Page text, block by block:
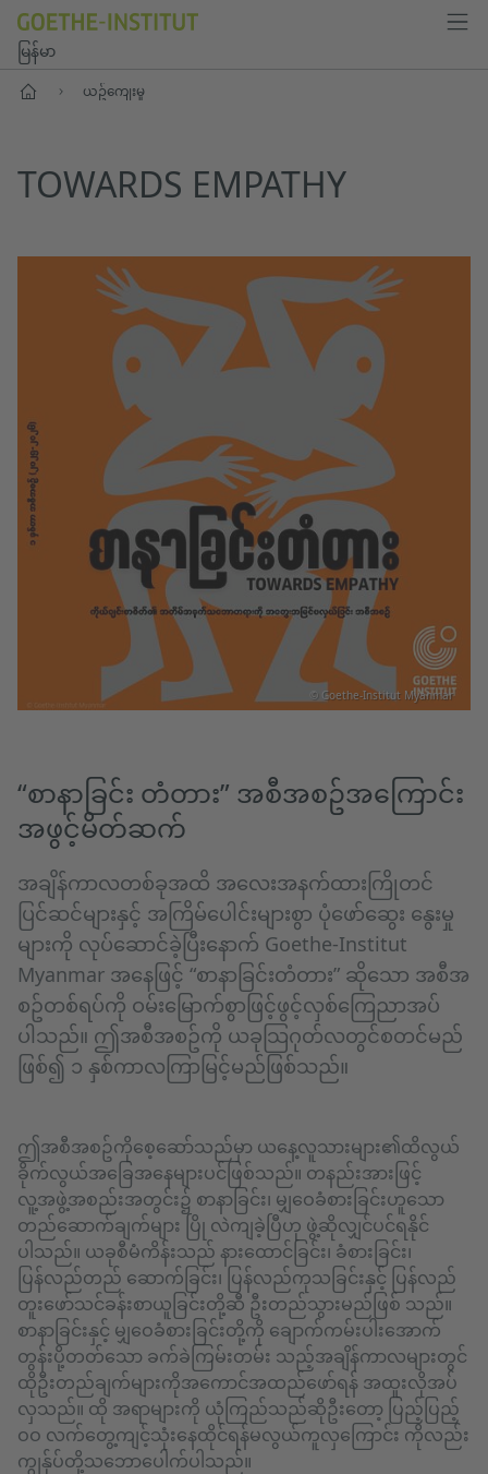
မြန်မာ
ပင်မစာမျက်နှာယဥ်ကျေးမှု
TOWARDS EMPATHY
© Goethe-Institut Myanmar
“စာနာခြင်း တံတား” အစီအစဥ်အကြောင်း
အဖွင့်မိတ်ဆက်
အချိန်ကာလတစ်ခုအထိ အလေးအနက်ထားကြိုတင်
ပြင်ဆင်များနှင့် အကြိမ်ပေါင်းများစွာ ပုံဖော်ဆွေး နွေးမှု
များကို လုပ်ဆောင်ခဲ့ပြီးနောက် Goethe-Institut
Myanmar အနေဖြင့် “စာနာခြင်းတံတား” ဆိုသော အစီအ
စဥ်တစ်ရပ်ကို ဝမ်းမြောက်စွာဖြင့်ဖွင့်လှစ်ကြေညာအပ်
ပါသည်။ ဤအစီအစဥ်ကို ယခုသြဂုတ်လတွင်စတင်မည်
ဖြစ်၍ ၁ နှစ်ကာလကြာမြင့်မည်ဖြစ်သည်။
ဤအစီအစဥ်ကိုစေ့ဆော်သည်မှာ ယနေ့လူသားများ၏ထိလွယ်
ခိုက်လွယ်အခြေအနေများပင်ဖြစ်သည်။ တနည်းအားဖြင့်
လူ့အဖွဲ့အစည်းအတွင်း၌ စာနာခြင်း၊ မျှဝေခံစားခြင်းဟူသော
တည်ဆောက်ချက်များ ပြို လဲကျခဲ့ပြီဟု ဖွဲ့ဆိုလျှင်ပင်ရနိုင်
ပါသည်။ ယခုစီမံကိန်းသည် နားထောင်ခြင်း၊ ခံစားခြင်း၊
ပြန်လည်တည် ဆောက်ခြင်း၊ ပြန်လည်ကုသခြင်းနှင့် ပြန်လည်
တူးဖော်သင်ခန်းစာယူခြင်းတို့ဆီ ဦးတည်သွားမည်ဖြစ် သည်။
စာနာခြင်းနှင့် မျှဝေခံစားခြင်းတို့ကို ချောက်ကမ်းပါးအောက်
တွန်းပို့တတ်သော ခက်ခဲကြမ်းတမ်း သည့်အချိန်ကာလများတွင်
ထိုဦးတည်ချက်များကိုအကောင်အထည်ဖော်ရန် အထူးလိုအပ်
လှသည်။ ထို အရာများကို ယုံကြည်သည်ဆိုဦးတော့ ပြည့်ပြည့်
ဝဝ လက်တွေ့ကျင့်သုံးနေထိုင်ရန်မလွယ်ကူလှကြောင်း ကိုလည်း
ကျွန်ုပ်တို့သဘောပေါက်ပါသည်။